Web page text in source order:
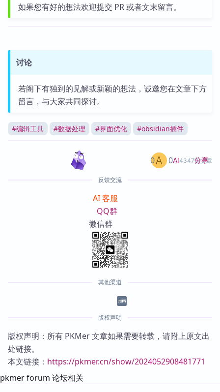
如果您有好的想法欢迎提交 PR 或者文末留言。
讨论
若阁下有独到的见解或新颖的想法，诚邀您在文章下方
留言，与大家共同探讨。
#编辑工具 #数据处理 #界面优化 #obsidian插件
AI4347篇文章
0 0 分享
反馈交流
AI 客服
QQ群
微信群
其他渠道
版权声明
版权声明：所有 PKMer 文章如果需要转载，请附上原文出
处链接。
本文链接： https://pkmer.cn/show/2024052908481771
pkmer forum 论坛相关